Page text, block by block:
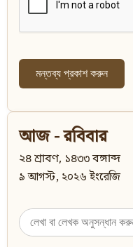
আজ - রবিবার
২৪ শ্রাবণ, ১৪৩৩ বঙ্গাব্দ
৯ আগস্ট, ২০২৬ ইংরেজি
Search
for: